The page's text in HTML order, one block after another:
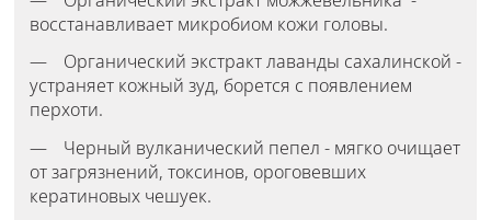
восстанавливает микробиом кожи головы.
Органический экстракт лаванды сахалинской -
устраняет кожный зуд, борется с появлением
перхоти.
Черный вулканический пепел - мягко очищает
от загрязнений, токсинов, ороговевших
кератиновых чешуек.